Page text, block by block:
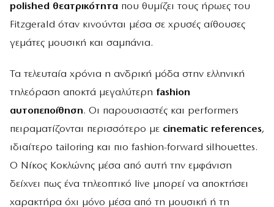
polished θεατρικότητα που θυμίζει τους ήρωες του
Fitzgerald όταν κινούνται μέσα σε χρυσές αίθουσες
γεμάτες μουσική και σαμπάνια.
Τα τελευταία χρόνια η ανδρική μόδα στην ελληνική
τηλεόραση αποκτά μεγαλύτερη fashion
αυτοπεποίθηση. Οι παρουσιαστές και performers
πειραματίζονται περισσότερο με cinematic references,
ιδιαίτερο tailoring και πιο fashion-forward silhouettes.
Ο Νίκος Κοκλώνης μέσα από αυτή την εμφάνιση
δείχνει πως ένα τηλεοπτικό live μπορεί να αποκτήσει
χαρακτήρα όχι μόνο μέσα από τη μουσική ή τη